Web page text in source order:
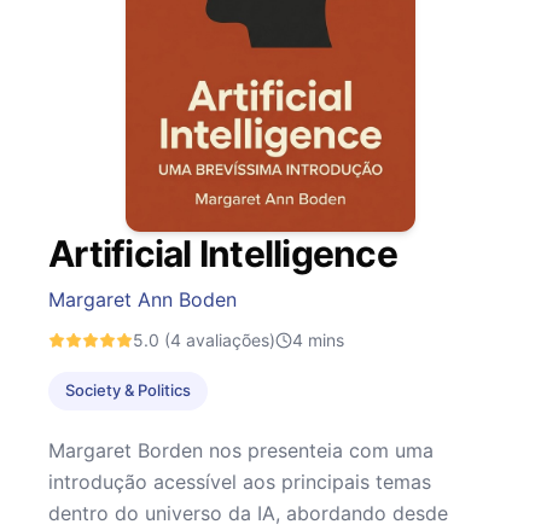
Artificial Intelligence
Margaret Ann Boden
5.0 (4 avaliações) 4 mins
Society & Politics
Margaret Borden nos presenteia com uma
introdução acessível aos principais temas
dentro do universo da IA, abordando desde